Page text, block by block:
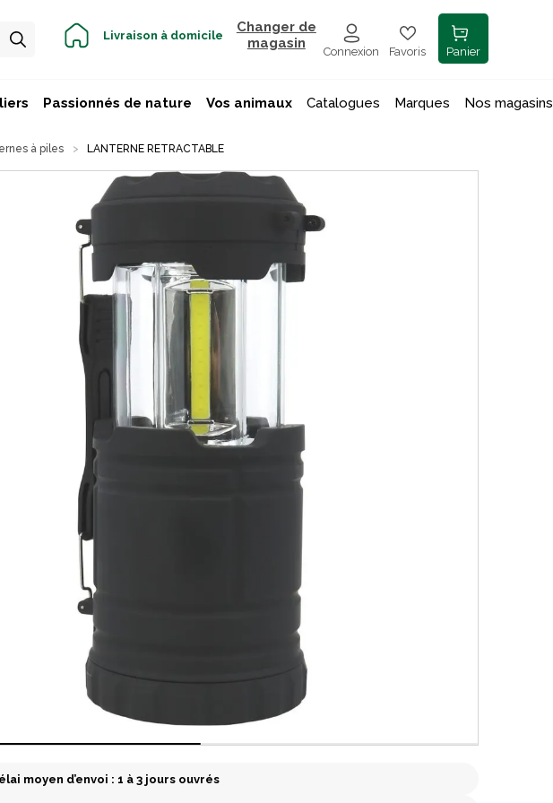
Livraison à domicile
Changer de
magasin
Connexion Favoris Panier
Passionnés de nature Vos animaux Catalogues Marques Nos magasins
à piles LANTERNE RETRACTABLE
moyen d’envoi : 1 à 3 jours ouvrés